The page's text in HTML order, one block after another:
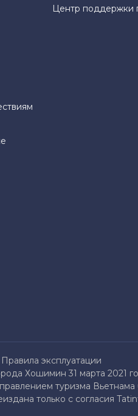
Центр поддержки
Правила эксплуатации
Хошимин 31 марта 2021
туризма Вьетнама
только с согласия